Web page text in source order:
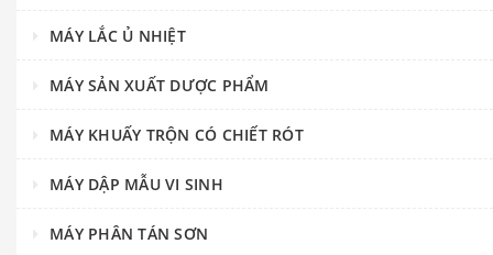
MÁY LẮC Ủ NHIỆT
MÁY SẢN XUẤT DƯỢC PHẨM
MÁY KHUẤY TRỘN CÓ CHIẾT RÓT
MÁY DẬP MẪU VI SINH
MÁY PHÂN TÁN SƠN